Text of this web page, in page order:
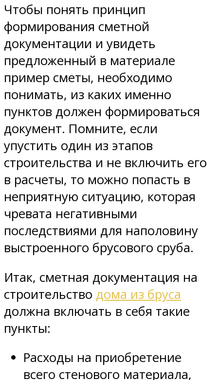
Чтобы понять принцип
формирования сметной
документации и увидеть
предложенный в материале
пример сметы, необходимо
понимать, из каких именно
пунктов должен формироваться
документ. Помните, если
упустить один из этапов
строительства и не включить его
в расчеты, то можно попасть в
неприятную ситуацию, которая
чревата негативными
последствиями для наполовину
выстроенного брусового сруба.
Итак, сметная документация на
строительство дома из бруса
должна включать в себя такие
пункты:
Расходы на приобретение
всего стенового материала,